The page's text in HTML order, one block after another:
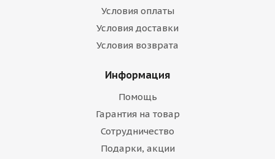
Условия оплаты
Условия доставки
Условия возврата
Информация
Помощь
Гарантия на товар
Сотрудничество
Подарки, акции